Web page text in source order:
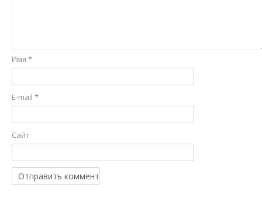
Имя *
E-mail *
Сайт